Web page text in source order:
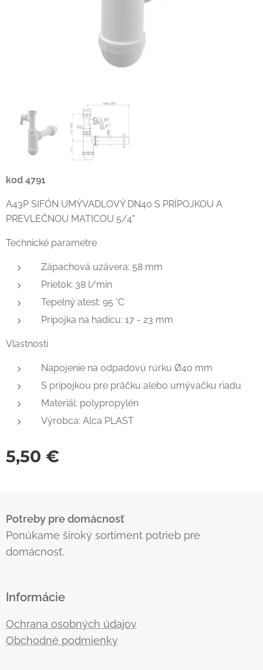
kod 4791
A43P SIFÓN UMÝVADLOVÝ DN40 S PRÍPOJKOU A
PREVLEČNOU MATICOU 5/4"
Technické parametre
Zápachová uzávera: 58 mm
Prietok: 38 l/min
Tepelný atest: 95 ˚C
Prípojka na hadicu: 17 - 23 mm
Vlastnosti
Napojenie na odpadovú rúrku Ø40 mm
S prípojkou pre práčku alebo umývačku riadu
Materiál: polypropylén
Výrobca: Alca PLAST
5,50 €
Potreby pre domácnosť
Ponúkame široký sortiment potrieb pre
domácnosť.
Informácie
Ochrana osobných údajov
Obchodné podmienky